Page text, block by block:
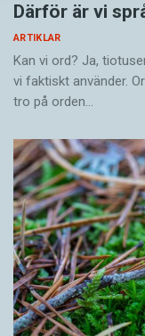
Därför är vi
ARTIKLAR
Kan vi ord? Ja,
vi faktiskt använder.
tro på orden…